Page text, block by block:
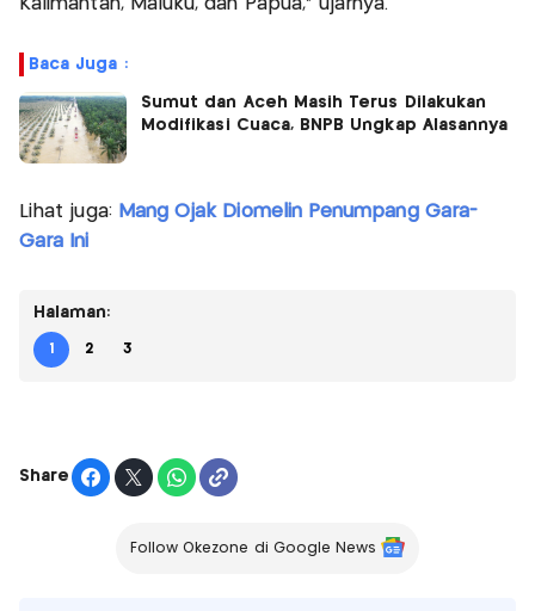
Kalimantan, Maluku, dan Papua,” ujarnya.
Baca Juga :
Sumut dan Aceh Masih Terus Dilakukan
Modifikasi Cuaca, BNPB Ungkap Alasannya
Lihat juga: Mang Ojak Diomelin Penumpang Gara-
Gara Ini
Halaman:
1 2 3
Share
Follow Okezone di Google News